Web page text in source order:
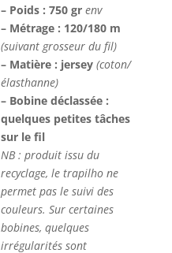
– Poids : 750 grenv
– Métrage : 120/180 m
(suivant grosseur du fil)
– Matière : jersey(coton/
élasthanne)
– Bobine déclassée :
quelques petites tâches
sur le fil
NB : produit issu du
recyclage, le trapilho ne
permet pas le suivi des
couleurs. Sur certaines
bobines, quelques
irrégularités sont